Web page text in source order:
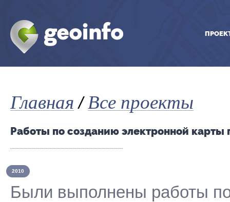
Главная / Все проекты
Работы по созданию электронной карты
2010
Были выполнены работы